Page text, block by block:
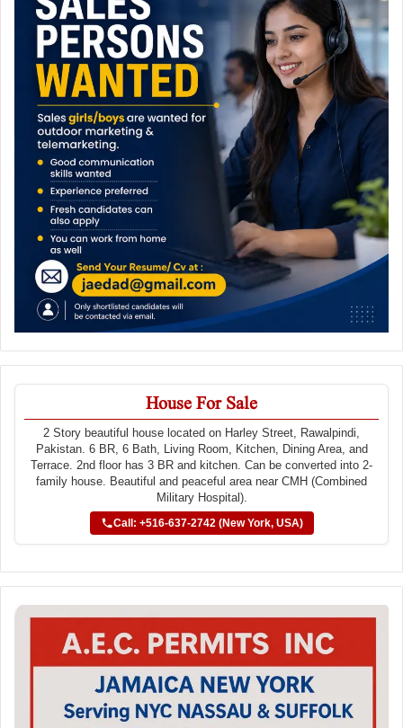
House For Sale
2 Story beautiful house located on Harley Street, Rawalpindi,
Pakistan. 6 BR, 6 Bath, Living Room, Kitchen, Dining Area, and
Terrace. 2nd floor has 3 BR and kitchen. Can be converted into 2-
family house. Beautiful and peaceful area near CMH (Combined
Military Hospital).
Call: +516-637-2742 (New York, USA)